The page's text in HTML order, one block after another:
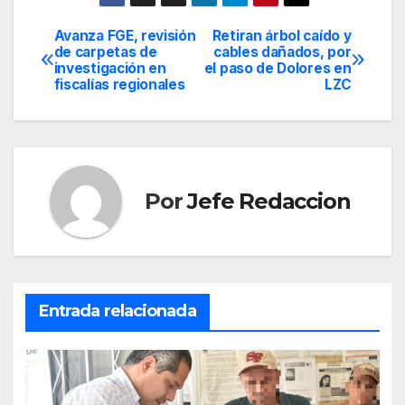
Navegación
de
entradas
Retiran árbol caído y
cables dañados, por
el paso de Dolores en
LZC
Avanza FGE, revisión
de carpetas de
investigación en
fiscalías regionales
PorJefe Redaccion
Entrada relacionada